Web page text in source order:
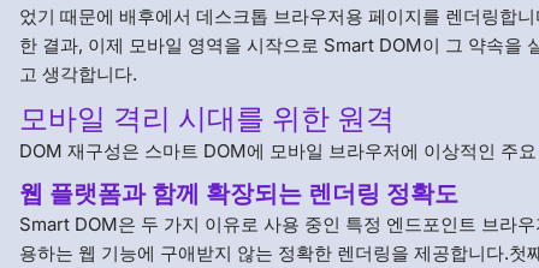
었기 때문에 배후에서 데스크톱 브라우저용 페이지를 렌더링합
한 결과, 이제 모바일 영역을 시작으로 Smart DOM이 그 약속을
고 생각합니다.
모바일 격리 시대를 위한 원격
DOM 재구성은 스마트 DOM에 모바일 브라우저에 이상적인 주
웹 플랫폼과 함께 확장되는 렌더링 정확도
Smart DOM은 두 가지 이유로 사용 중인 특정 엔드포인트 브라
용하는 웹 기능에 구애받지 않는 정확한 렌더링을 제공합니다.첫